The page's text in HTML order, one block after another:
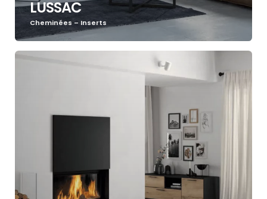
LUSSAC
Cheminées – Inserts